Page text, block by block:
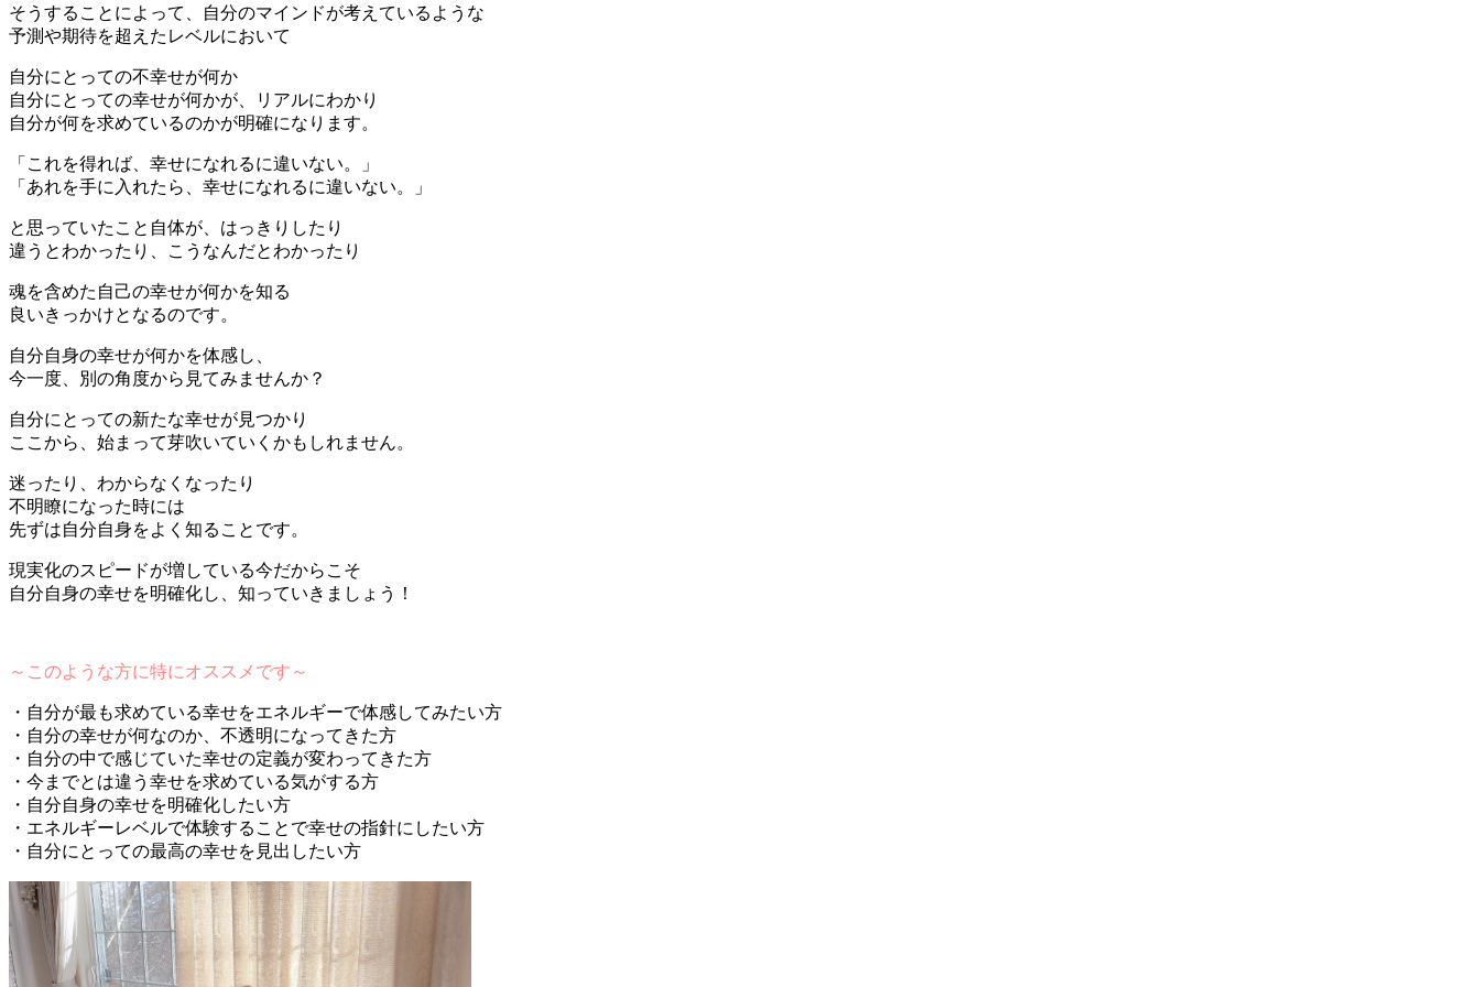
そうすることによって、自分のマインドが考えているような
予測や期待を超えたレベルにおいて
自分にとっての不幸せが何か
自分にとっての幸せが何かが、リアルにわかり
自分が何を求めているのかが明確になります。
「これを得れば、幸せになれるに違いない。」
「あれを手に入れたら、幸せになれるに違いない。」
と思っていたこと自体が、はっきりしたり
違うとわかったり、こうなんだとわかったり
魂を含めた自己の幸せが何かを知る
良いきっかけとなるのです。
自分自身の幸せが何かを体感し、
今一度、別の角度から見てみませんか？
自分にとっての新たな幸せが見つかり
ここから、始まって芽吹いていくかもしれません。
迷ったり、わからなくなったり
不明瞭になった時には
先ずは自分自身をよく知ることです。
現実化のスピードが増している今だからこそ
自分自身の幸せを明確化し、知っていきましょう！
～このような方に特にオススメです～
・自分が最も求めている幸せをエネルギーで体感してみたい方
・自分の幸せが何なのか、不透明になってきた方
・自分の中で感じていた幸せの定義が変わってきた方
・今までとは違う幸せを求めている気がする方
・自分自身の幸せを明確化したい方
・エネルギーレベルで体験することで幸せの指針にしたい方
・自分にとっての最高の幸せを見出したい方